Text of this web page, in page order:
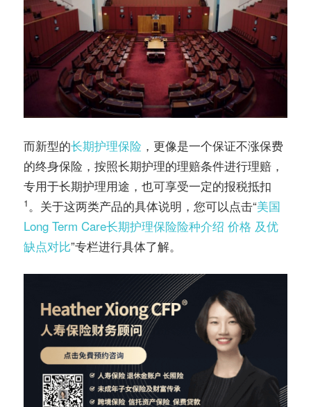
而新型的长期护理保险 ，更像是一个保证不涨保费
的终身保险，按照长期护理的理赔条件进行理赔，
专用于长期护理用途，也可享受一定的报税抵扣
1。关于这两类产品的具体说明，您可以点击“美国
Long Term Care长期护理保险险种介绍 价格 及优
缺点对比”专栏进行具体了解。